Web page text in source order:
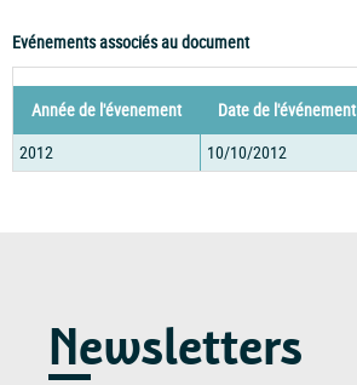
Evénements associés au document
Année de l'évenement Date de l'événement
2012
10/10/2012
Newsletters